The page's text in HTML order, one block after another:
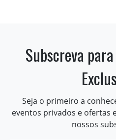
Subscreva
Seja o primeiro a
eventos privados e ofertas
nossos